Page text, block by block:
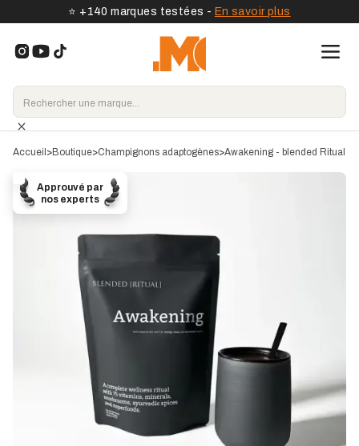
⭐️ +140 marques testées - En savoir plus
Accueil >Boutique>Champignons adaptogènes>Awakening - blended Ritual
Approuvé par
nos experts